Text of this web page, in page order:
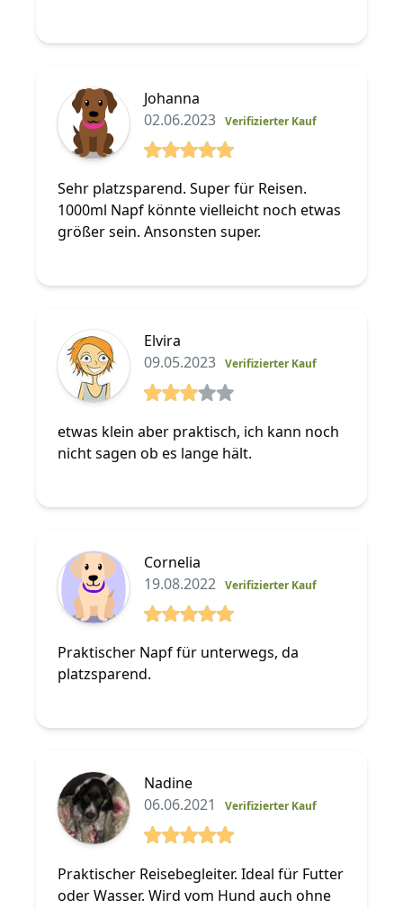
Johanna
02.06.2023 Verifizierter Kauf
Sehr platzsparend. Super für Reisen.
1000ml Napf könnte vielleicht noch etwas
größer sein. Ansonsten super.
Elvira
09.05.2023 Verifizierter Kauf
etwas klein aber praktisch, ich kann noch
nicht sagen ob es lange hält.
Cornelia
19.08.2022 Verifizierter Kauf
Praktischer Napf für unterwegs, da
platzsparend.
Nadine
06.06.2021
Verifizierter Kauf
Praktischer Reisebegleiter. Ideal für Futter
oder Wasser. Wird vom Hund auch ohne